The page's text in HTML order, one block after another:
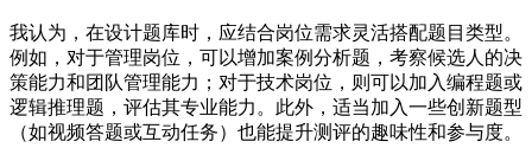
我认为，在设计题库时，应结合岗位需求灵活搭配题目类型。
例如，对于管理岗位，可以增加案例分析题，考察候选人的决
策能力和团队管理能力；对于技术岗位，则可以加入编程题或
逻辑推理题，评估其专业能力。此外，适当加入一些创新题型
（如视频答题或互动任务）也能提升测评的趣味性和参与度。